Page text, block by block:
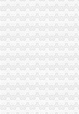
新疆一般纳税人查询-天
请问山西省一般纳税人资
四川一般纳税人资格查询
全国一般纳税人资格查询
如何查询一般纳税人资
增值税一般纳税人查询–
一般纳税人资格查询
广东一般纳税人查询App
四川省国税网上办税服
关于一般纳税人与小规模
一般纳税人咨询公司,开